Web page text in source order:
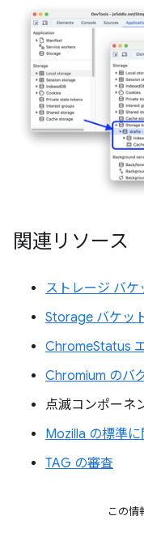
関連リソース
ストレージ バケ
Storage バケッ
ChromeStatus
Chromium のバ
点滅コンポーネ
Mozilla の標準
TAG の審査
この情